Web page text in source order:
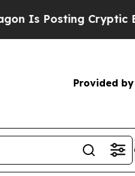
Cryptic Biblical
Provided by